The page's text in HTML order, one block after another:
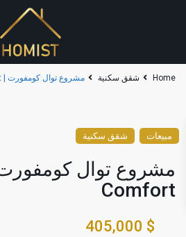
Home شقق سكنية مشروع توال كومفورت | Tual Comfort
مبيعات شقق سكنية
Comfort
$ 405,000